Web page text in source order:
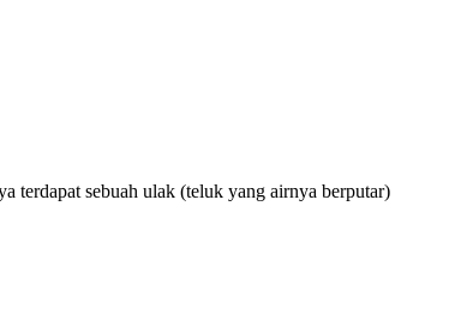
terdapat sebuah ulak (teluk yang airnya berputar)